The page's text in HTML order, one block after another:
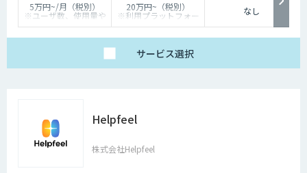
5万円~/月（税別）
※ユーザ数、使用量や
カスタマイズ要望に応
20万円~（税別）
※利用プラットフォー
ムや必要なチューニン
なし
サービス選択
Helpfeel
株式会社Helpfeel